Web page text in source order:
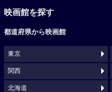
映画館を探す
都道府県から映画館
東京
関西
北海道